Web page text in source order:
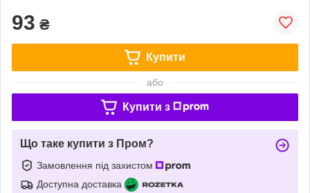
93 ₴
Купити
або
Купити з
Що таке купити з Пром?
Замовлення під захистом
Доступна доставка